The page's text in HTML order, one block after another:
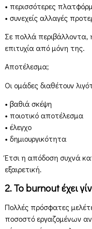
• περισσότερες
• συνεχείς αλλαγές
Σε πολλά
επιτυχία από μόνη της.
Αποτέλεσμα;
Οι ομάδες διαθέτουν
• βαθιά σκέψη
• ποιοτικό αποτέλεσμα
• έλεγχο
• δημιουργικότητα
Έτσι η απόδοση συχνά
εξαιρετική.
2. Το burnout έχει
Πολλές πρόσφατες
ποσοστό εργαζομένων